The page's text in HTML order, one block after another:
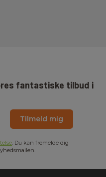
fantastiske tilbud i
Tilmeld mig
. Du kan fremelde dig